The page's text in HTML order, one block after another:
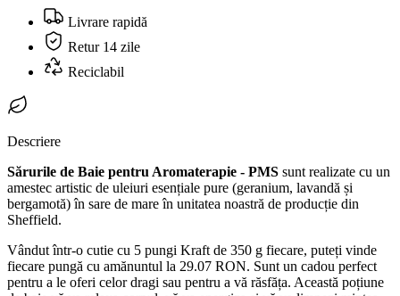
Livrare rapidă
Retur 14 zile
Reciclabil
Descriere
Sărurile de Baie pentru Aromaterapie - PMS sunt realizate cu un
amestec artistic de uleiuri esențiale pure (geranium, lavandă și
bergamotă) în sare de mare în unitatea noastră de producție din
Sheffield.
Vândut într-o cutie cu 5 pungi Kraft de 350 g fiecare, puteți vinde
fiecare pungă cu amănuntul la 29.07 RON. Sunt un cadou perfect
pentru a le oferi celor dragi sau pentru a vă răsfăța. Această poțiune